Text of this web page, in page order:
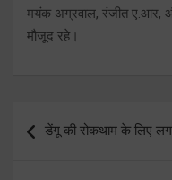
मयंक अग्रवाल, रंजीत ए.आर,
मौजूद रहे।
navigation
डेंगू की रोकथाम के लिए